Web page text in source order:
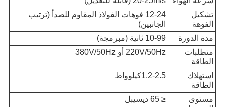
تشكيل
الفوهة
12-24 فوهات الفولاذ المقاوم للصدأ (ترتيب
الجانبين)
مدة الدورة
10-99 ثانية (مبرمجة)
متطلبات
الطاقة
220V/50Hz أو 380V/50Hz
استهلاك
الطاقة
1.2-2.5كيلوواط
مستوى
≤ 65 ديسيبل